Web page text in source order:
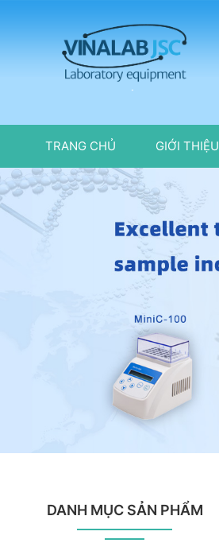
TRANG CHỦ GIỚI THIỆU
DANH MỤC SẢN PHẨM